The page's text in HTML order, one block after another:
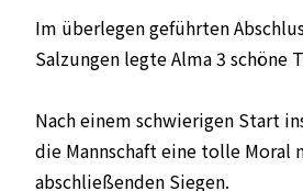
Im überlegen geführten
Salzungen legte Alma 3 schöne
Nach einem schwierigen Start
die Mannschaft eine tolle Moral
abschließenden Siegen.